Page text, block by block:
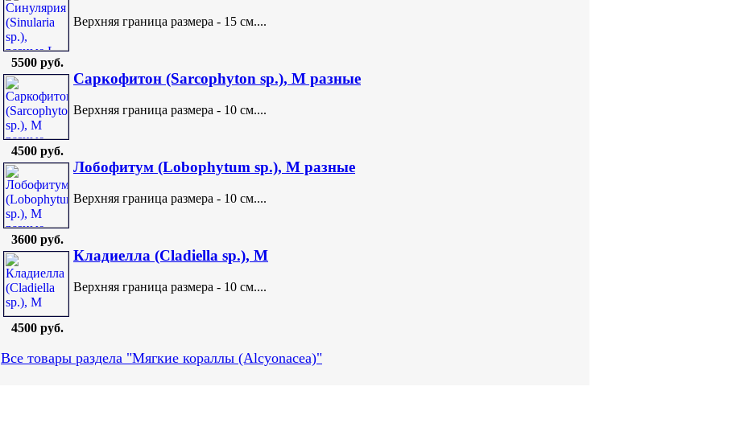
5500 руб.
Верхняя граница размера - 15 см....
4500 руб.
Саркофитон (Sarcophyton sp.), M разные
Верхняя граница размера - 10 см....
3600 руб.
Лобофитум (Lobophytum sp.), M разные
Верхняя граница размера - 10 см....
4500 руб.
Кладиелла (Cladiella sp.), M
Верхняя граница размера - 10 см....
Все товары раздела "Мягкие кораллы (Alcyonacea)"